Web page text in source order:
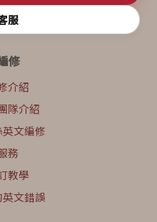
服
修
介紹
隊介紹
文編修
務
教學
文錯誤